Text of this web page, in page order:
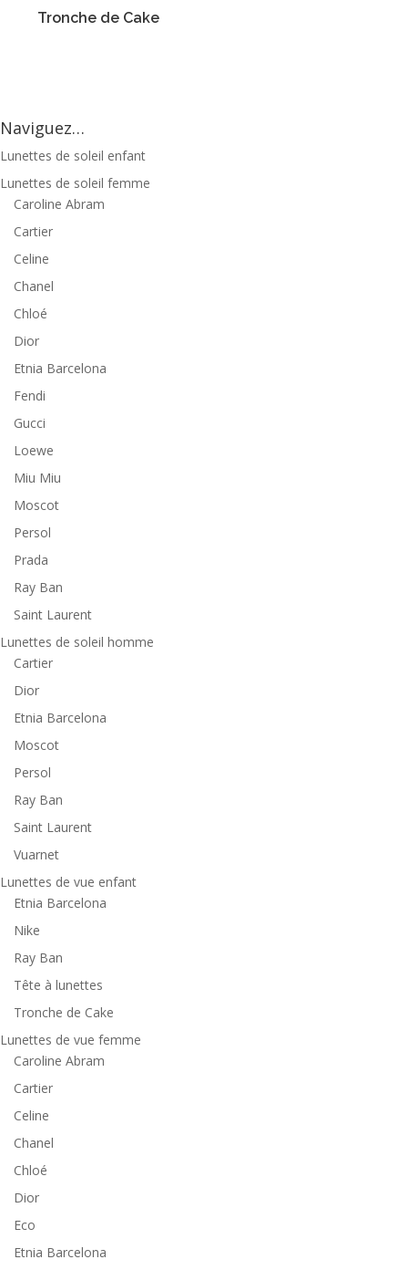
Tronche de Cake
Naviguez…
Lunettes de soleil enfant
Lunettes de soleil femme
Caroline Abram
Cartier
Celine
Chanel
Chloé
Dior
Etnia Barcelona
Fendi
Gucci
Loewe
Miu Miu
Moscot
Persol
Prada
Ray Ban
Saint Laurent
Lunettes de soleil homme
Cartier
Dior
Etnia Barcelona
Moscot
Persol
Ray Ban
Saint Laurent
Vuarnet
Lunettes de vue enfant
Etnia Barcelona
Nike
Ray Ban
Tête à lunettes
Tronche de Cake
Lunettes de vue femme
Caroline Abram
Cartier
Celine
Chanel
Chloé
Dior
Eco
Etnia Barcelona